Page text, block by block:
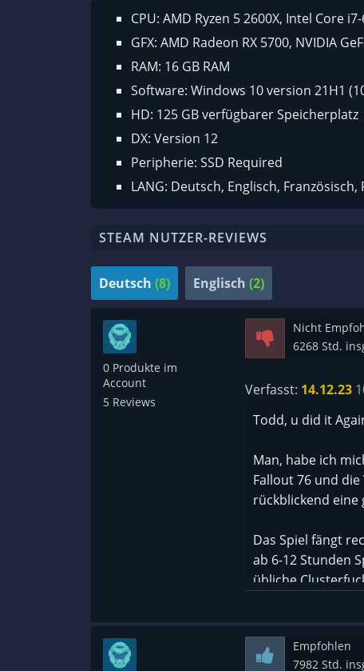
CPU: AMD Ryzen 5 2600X, Intel Core
GFX: AMD Radeon RX 5700, NVIDIA
RAM: 16 GB RAM
Software: Windows 10 version 21H1
HD: 125 GB verfügbarer Speicherplatz
DX: Version 12
Peripherie: SSD Required
LANG: Deutsch, Englisch, Französisch,
STEAM NUTZER-REVIEWS
Deutsch (8) Englisch (2)
0 Produkte im
Account
5 Reviews
Nicht
6268 Std.
Verfasst: 14.12.23
Todd, u did it
Man, habe ich
Fallout 76 und
rückblickend eine
Das Spiel fängt
ab 6-12 Stunden
übliche
Crashes ohne
Wenn man schon
und nimmt es oft
Charakteren und
Empfohlen
7982 Std.